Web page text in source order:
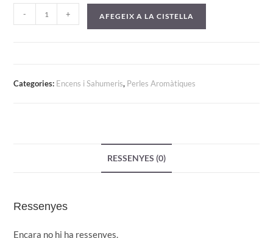
quantitat
de
- + AFEGEIX A LA CISTELLA
Categories: Encens i Sahumeris, Perles Aromàtiques
RESSENYES (0)
Ressenyes
Encara no hi ha ressenyes.